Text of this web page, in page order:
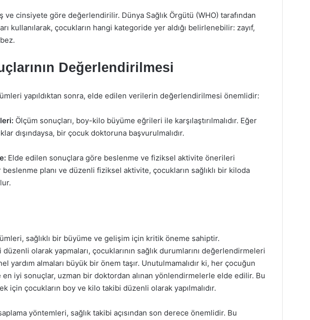
ve cinsiyete göre değerlendirilir. Dünya Sağlık Örgütü (WHO) tarafından
kullanılarak, çocukların hangi kategoride yer aldığı belirlenebilir: zayıf,
Değerlendirilmesi
yapıldıktan sonra, elde edilen verilerin değerlendirilmesi önemlidir:
Ölçüm sonuçları, boy-kilo büyüme eğrileri ile karşılaştırılmalıdır. Eğer
dışındaysa, bir çocuk doktoruna başvurulmalıdır.
Elde edilen sonuçlara göre beslenme ve fiziksel aktivite önerileri
beslenme planı ve düzenli fiziksel aktivite, çocukların sağlıklı bir kiloda
sağlıklı bir büyüme ve gelişim için kritik öneme sahiptir.
olarak yapmaları, çocuklarının sağlık durumlarını değerlendirmeleri
yardım almaları büyük bir önem taşır. Unutulmamalıdır ki, her çocuğun
en iyi sonuçlar, uzman bir doktordan alınan yönlendirmelerle elde edilir. Bu
için çocukların boy ve kilo takibi düzenli olarak yapılmalıdır.
yöntemleri, sağlık takibi açısından son derece önemlidir. Bu